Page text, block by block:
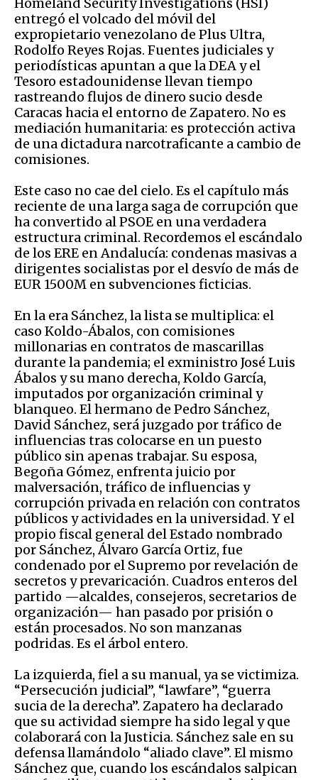
entregó el volcado del móvil del
expropietario venezolano de Plus Ultra,
Rodolfo Reyes Rojas. Fuentes judiciales y
periodísticas apuntan a que la DEA y el
Tesoro estadounidense llevan tiempo
rastreando flujos de dinero sucio desde
Caracas hacia el entorno de Zapatero. No es
mediación humanitaria: es protección activa
de una dictadura narcotraficante a cambio de
comisiones.
Este caso no cae del cielo. Es el capítulo más
reciente de una larga saga de corrupción que
ha convertido al PSOE en una verdadera
estructura criminal. Recordemos el escándalo
de los ERE en Andalucía: condenas masivas a
dirigentes socialistas por el desvío de más de
EUR 1500M en subvenciones ficticias.
En la era Sánchez, la lista se multiplica: el
caso Koldo-Ábalos, con comisiones
millonarias en contratos de mascarillas
durante la pandemia; el exministro José Luis
Ábalos y su mano derecha, Koldo García,
imputados por organización criminal y
blanqueo. El hermano de Pedro Sánchez,
David Sánchez, será juzgado por tráfico de
influencias tras colocarse en un puesto
público sin apenas trabajar. Su esposa,
Begoña Gómez, enfrenta juicio por
malversación, tráfico de influencias y
corrupción privada en relación con contratos
públicos y actividades en la universidad. Y el
propio fiscal general del Estado nombrado
por Sánchez, Álvaro García Ortiz, fue
condenado por el Supremo por revelación de
secretos y prevaricación. Cuadros enteros del
partido —alcaldes, consejeros, secretarios de
organización— han pasado por prisión o
están procesados. No son manzanas
podridas. Es el árbol entero.
La izquierda, fiel a su manual, ya se victimiza.
“Persecución judicial”, “lawfare”, “guerra
sucia de la derecha”. Zapatero ha declarado
que su actividad siempre ha sido legal y que
colaborará con la Justicia. Sánchez sale en su
defensa llamándolo “aliado clave”. El mismo
Sánchez que, cuando los escándalos salpican